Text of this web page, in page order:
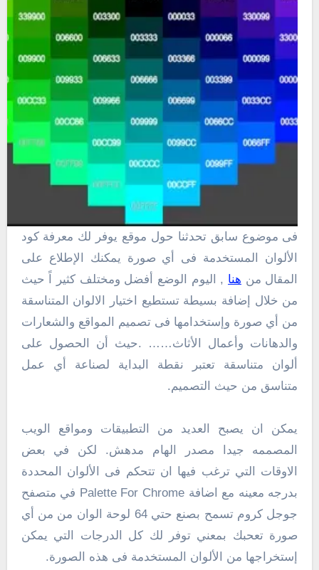
فى موضوع سابق تحدثنا حول موقع يوفر لك معرفة كود
الألوان المستخدمة فى أي صورة يمكنك الإطلاع على
المقال من هنا , اليوم الوضع أفضل ومختلف كثير اً حيث
من خلال إضافة بسيطة تستطيع اختيار الالوان المتناسقة
من أي صورة وإستخدامها فى تصميم المواقع والشعارات
والدهانات وأعمال الأثاث…… .حيث أن الحصول على
ألوان متناسقة تعتبر نقطة البداية لصناعة أي عمل
متناسق من حيث التصميم.
يمكن ان يصبح العديد من التطبيقات ومواقع الويب
المصممه جيدا مصدر الهام مدهش. لكن في بعض
الاوقات التي ترغب فيها ان تتحكم فى الألوان المحددة
بدرجه معينه مع اضافة Palette For Chrome في متصفح
جوجل كروم تسمح بصنع حتي 64 لوحة الوان من من أي
صورة تعحبك بمعني توفر لك كل الدرجات التي يمكن
إستخراجها من الألوان المستخدمة فى هذه الصورة.